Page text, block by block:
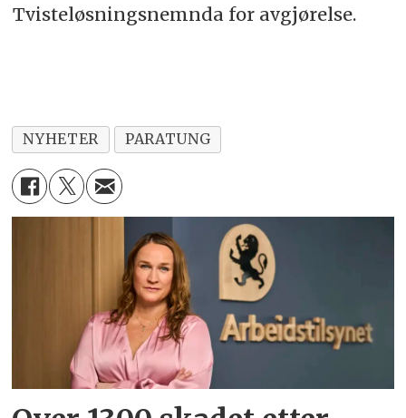
Tvisteløsningsnemnda for avgjørelse.
NYHETER PARATUNG